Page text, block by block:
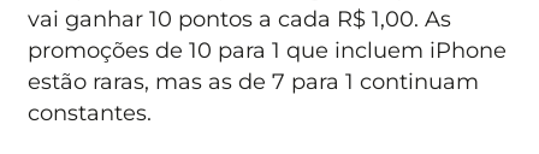
vai ganhar 10 pontos a cada R$ 1,00. As
promoções de 10 para 1 que incluem iPhone
estão raras, mas as de 7 para 1 continuam
constantes.